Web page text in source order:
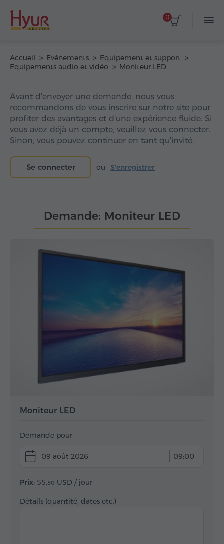
0
Accueil Evénements
Equipement et support
Equipements audio et vidéo
Moniteur LED
Avant d'envoyer une demande, nous vous
recommandons de vous inscrire sur notre site pour
profiter des avantages et d'une expérience fluide. Si
vous avez déjà un compte, veuillez vous connecter.
Sinon, vous pouvez continuer en tant qu'invité.
Se connecter ou S'enregistrer
Demande: Moniteur LED
Moniteur LED
Demande pour
09 août 2026 09:00
Prix: 55.50 USD / jour
Détails (quantité, dates etc.)